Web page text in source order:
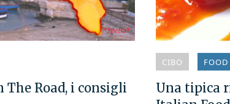
The Road, i consigli
CIBO FOOD
Una tipica